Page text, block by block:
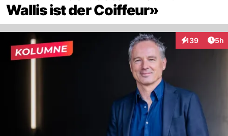
Wallis ist der Coiffeur»
139
Interaktionen
5h